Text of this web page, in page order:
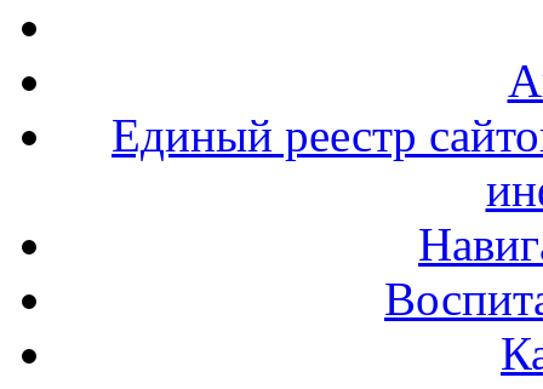
Единый реестр